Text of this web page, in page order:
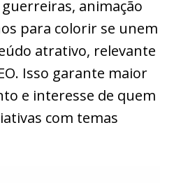
animação
para colorir se unem
atrativo, relevante
Isso garante maior
e interesse de quem
com temas